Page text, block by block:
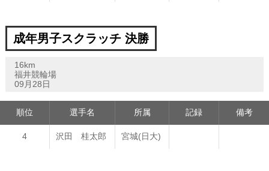
成年男子スクラッチ 決勝
16km
福井競輪場
09月28日
順位 選手名 所属 記録 備考
4 沢田 桂太郎 宮城(日大)